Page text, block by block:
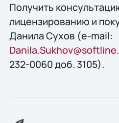
Получить
лицензированию и
Данила Сухов (e-mail:
232-0060 доб. 3105).